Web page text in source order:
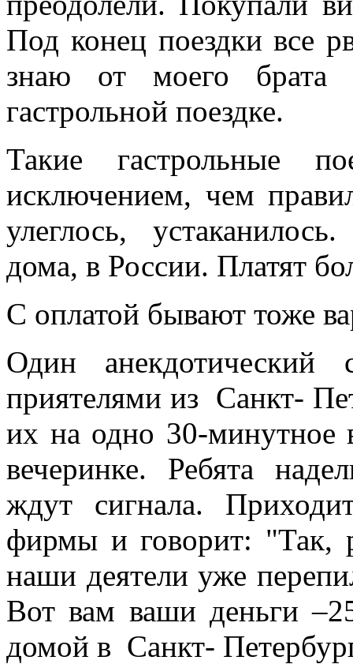
Под конец поездки все
знаю от моего брата
гастрольной поездке.
Такие гастрольные
исключением, чем
улеглось,
дома, в России. Платят
С оплатой бывают тоже
Один
приятелями из Санкт-
их на одно 30-минутное
вечеринке. Ребята
ждут сигнала.
фирмы и говорит: "Так,
наши деятели уже
Вот вам ваши деньги
домой в Санкт-